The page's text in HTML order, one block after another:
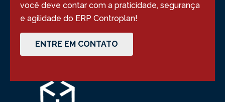
você deve contar com a praticidade, segurança
e agilidade do ERP Controplan!
ENTRE EM CONTATO